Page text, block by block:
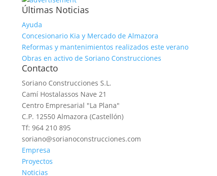
Últimas Noticias
Ayuda
Concesionario Kia y Mercado de Almazora
Reformas y mantenimientos realizados este verano
Obras en activo de Soriano Construcciones
Contacto
Soriano Construcciones S.L.
Camí Hostalassos Nave 21
Centro Empresarial "La Plana"
C.P. 12550 Almazora (Castellón)
Tf: 964 210 895
soriano@sorianoconstrucciones.com
Empresa
Proyectos
Noticias